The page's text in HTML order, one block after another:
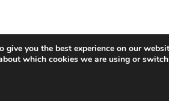
give you the best experience on our
which cookies we are using or